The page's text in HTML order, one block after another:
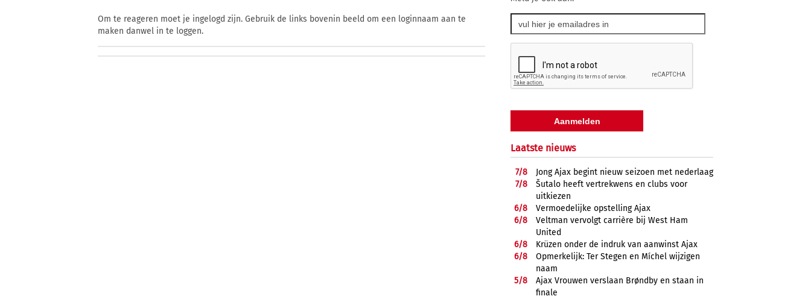
Om te reageren moet je ingelogd zijn. Gebruik de links bovenin beeld om een loginnaam aan te
maken danwel in te loggen.
Laatste nieuws
7/8
Jong Ajax begint nieuw seizoen met nederlaag
7/8
Šutalo heeft vertrekwens en clubs voor
uitkiezen
6/8
Vermoedelijke opstelling Ajax
6/8
Veltman vervolgt carrière bij West Ham
United
6/8
Krüzen onder de indruk van aanwinst Ajax
6/8
Opmerkelijk: Ter Stegen en Míchel wijzigen
naam
5/8
Ajax Vrouwen verslaan Brøndby en staan in
finale